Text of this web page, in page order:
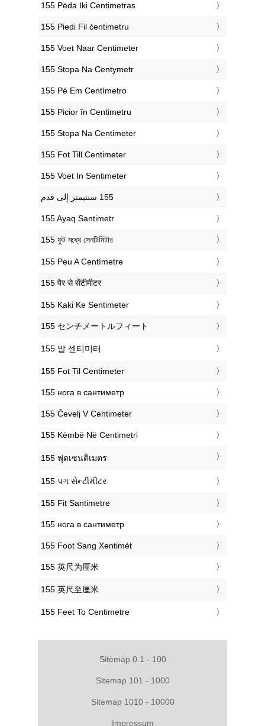
‎155 Pėda Iki Centimetras
‎155 Piedi Fil ċentimetru
‎155 Voet Naar Centimeter
‎155 Stopa Na Centymetr
‎155 Pé Em Centímetro
‎155 Picior în Centimetru
‎155 Stopa Na Centimeter
‎155 Fot Till Centimeter
‎155 Voet In Sentimeter
‎155 Ayaq Santimetr
‎155 ফুট মধ্যে সেনটিমিটার
‎155 Peu A Centímetre
‎155 पैर से सेंटीमीटर
‎155 Kaki Ke Sentimeter
‎155 センチメートルフィート
‎155 발 센티미터
‎155 Fot Til Centimeter
‎155 нога в сантиметр
‎155 Čevelj V Centimeter
‎155 Këmbë Në Centimetri
‎155 ฟุตเซนติเมตร
‎155 પગ સેન્ટીમીટર
‎155 Fit Santimetre
‎155 нога в сантиметр
‎155 Foot Sang Xentimét
‎155 英尺为厘米
‎155 英尺至厘米
‎155 Feet To Centimetre
Sitemap 0.1 - 100
Sitemap 101 - 1000
Sitemap 1010 - 10000
Impressum